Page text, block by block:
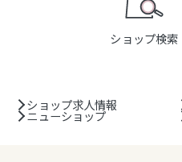
ショップ検索
ショップ求人情報
ニューショップ